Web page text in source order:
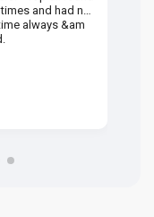
and had no
always &am